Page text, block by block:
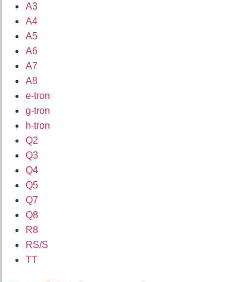
A3
A4
A5
A6
A7
A8
e-tron
g-tron
h-tron
Q2
Q3
Q4
Q5
Q7
Q8
R8
RS/S
TT